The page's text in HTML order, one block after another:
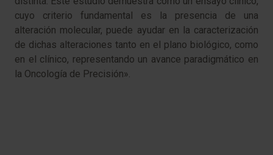
cuyo criterio fundamental es la presencia de una
alteración molecular, puede ayudar en la caracterización
de dichas alteraciones tanto en el plano biológico, como
en el clínico, representando un avance paradigmático en
la Oncología de Precisión».